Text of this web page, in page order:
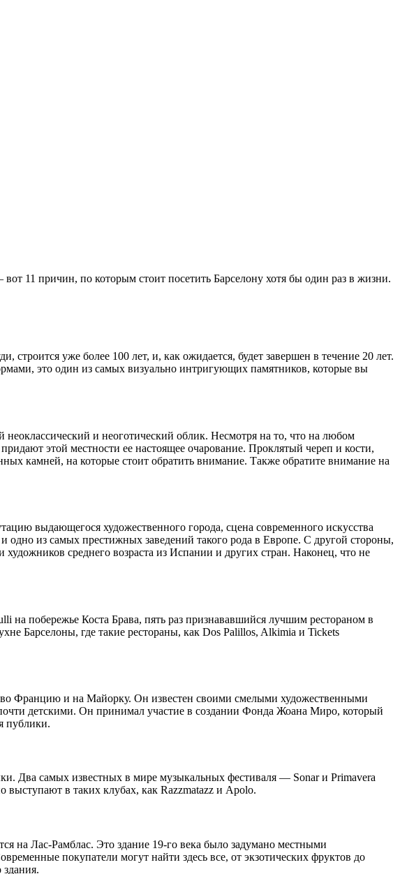
11 причин, по которым стоит посетить Барселону хотя бы один раз в жизни.
уже более 100 лет, и, как ожидается, будет завершен в течение 20 лет.
это один из самых визуально интригующих памятников, которые вы
и неоготический облик. Несмотря на то, что на любом
этой местности ее настоящее очарование. Проклятый череп и кости,
камней, на которые стоит обратить внимание. Также обратите внимание на
выдающегося художественного города, сцена современного искусства
одно из самых престижных заведений такого рода в Европе. С другой стороны,
среднего возраста из Испании и других стран. Наконец, что не
побережье Коста Брава, пять раз признававшийся лучшим рестораном в
Барселоны, где такие рестораны, как Dos Palillos, Alkimia и Tickets
Францию и на Майорку. Он известен своими смелыми художественными
детскими. Он принимал участие в создании Фонда Жоана Миро, который
публики.
Два самых известных в мире музыкальных фестиваля — Sonar и Primavera
выступают в таких клубах, как Razzmatazz и Apolo.
на Лас-Рамблас. Это здание 19-го века было задумано местными
покупатели могут найти здесь все, от экзотических фруктов до